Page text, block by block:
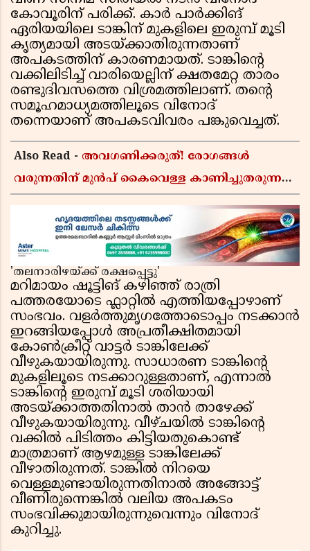
കോവൂരിന് പരിക്ക്. കാർ പാർക്കിങ്
ഏരിയയിലെ ടാങ്കിന് മുകളിലെ ഇരുമ്പ് മൂടി
കൃത്യമായി അടയ്ക്കാതിരുന്നതാണ്
അപകടത്തിന് കാരണമായത്. ടാങ്കിന്റെ
വക്കിലിടിച്ച് വാരിയെല്ലിന് ക്ഷതമേറ്റ താരം
രണ്ടുദിവസത്തെ വിശ്രമത്തിലാണ്. തന്റെ
സമൂഹമാധ്യമത്തിലൂടെ വിനോദ്
തന്നെയാണ് അപകടവിവരം പങ്കുവെച്ചത്.
Also Read - അവഗണിക്കരുത്! രോഗങ്ങൾ
വരുന്നതിന് മുൻപ് കൈവെള്ള കാണിച്ചുതരുന്ന
'തലനാരിഴയ്ക്ക് രക്ഷപ്പെട്ടു'
മറിമായം ഷൂട്ടിങ് കഴിഞ്ഞ് രാത്രി
പത്തരയോടെ ഫ്ലാറ്റിൽ എത്തിയപ്പോഴാണ്
സംഭവം. വളർത്തുമൃഗത്തോടൊപ്പം നടക്കാൻ
ഇറങ്ങിയപ്പോൾ അപ്രതീക്ഷിതമായി
കോൺക്രീറ്റ് വാട്ടർ ടാങ്കിലേക്ക്
വീഴുകയായിരുന്നു. സാധാരണ ടാങ്കിന്റെ
മുകളിലൂടെ നടക്കാറുള്ളതാണ്, എന്നാൽ
ടാങ്കിന്റെ ഇരുമ്പ് മൂടി ശരിയായി
അടയ്ക്കാത്തതിനാൽ താൻ താഴേക്ക്
വീഴുകയായിരുന്നു. വീഴ്ചയിൽ ടാങ്കിന്റെ
വക്കിൽ പിടിത്തം കിട്ടിയതുകൊണ്ട്
മാത്രമാണ് ആഴമുള്ള ടാങ്കിലേക്ക്
വീഴാതിരുന്നത്. ടാങ്കിൽ നിറയെ
വെള്ളമുണ്ടായിരുന്നതിനാൽ അങ്ങോട്ട്
വീണിരുന്നെങ്കിൽ വലിയ അപകടം
സംഭവിക്കുമായിരുന്നുവെന്നും വിനോദ്
കുറിച്ചു.